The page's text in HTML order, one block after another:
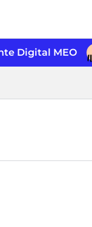
Digital MEO